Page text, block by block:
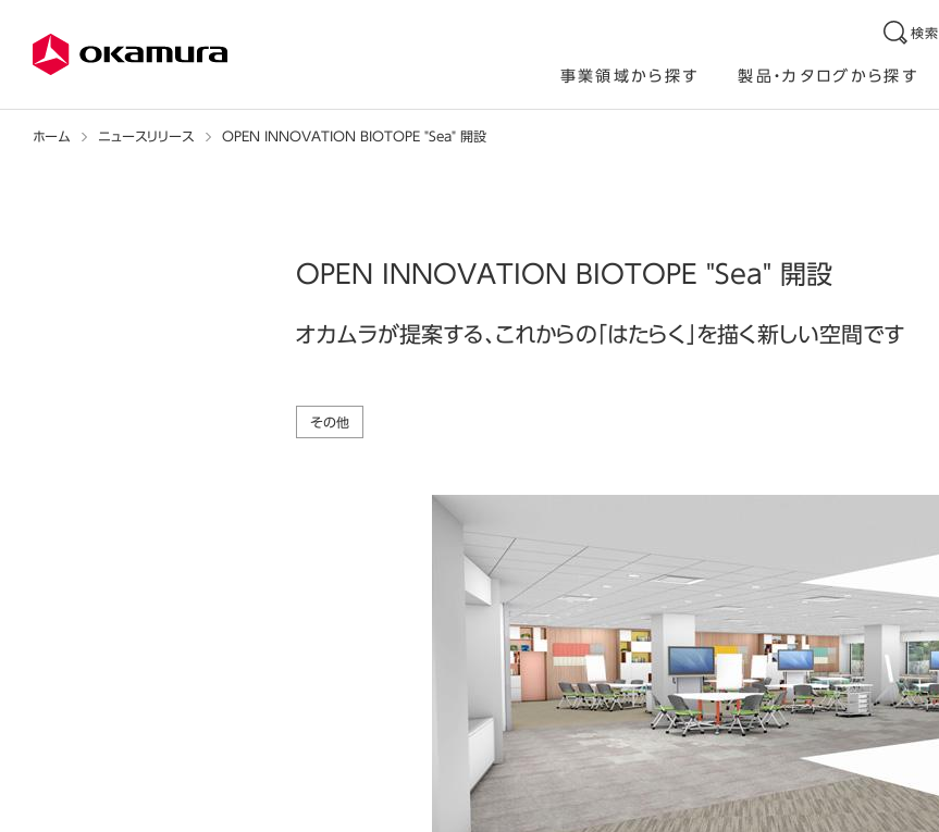
検索
事業領域から探す 製品・カタログから探す
ホーム ニュースリリース OPEN INNOVATION BIOTOPE "Sea" 開設
OPEN INNOVATION BIOTOPE "Sea" 開設
オカムラが提案する、これからの「はたらく」を描く新しい空間です
その他